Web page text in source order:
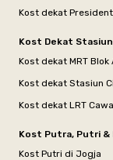
Kost dekat
Kost Dekat
Kost dekat MRT Blok
Kost dekat Stasiun
Kost dekat LRT
Kost Putra, Putri &
Kost Putri di Jogja